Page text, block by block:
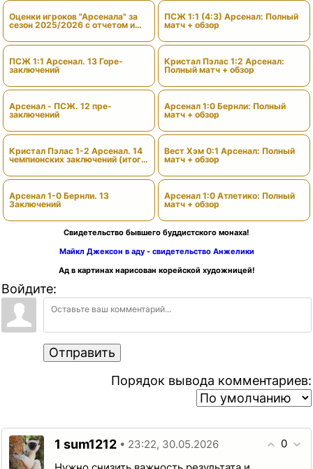
Оценки игроков "Арсенала" за
сезон 2025/2026 с отчетом и
вердиктами
ПСЖ 1:1 Арсенал. 13 Горе-
заключений
Арсенал - ПСЖ. 12 пре-
заключений
Кристал Пэлас 1-2 Арсенал. 14
чемпионских заключений (итоги
Арсенал 1-0 Бернли. 13
Заключений
ПСЖ 1:1 (4:3) Арсенал: Полный
матч + обзор
Кристал Пэлас 1:2 Арсенал:
Полный матч + обзор
Арсенал 1:0 Бернли: Полный
матч + обзор
Вест Хэм 0:1 Арсенал: Полный
матч + обзор
Арсенал 1:0 Атлетико: Полный
матч + обзор
Свидетельство бывшего буддистского монаха!
Майкл Джексон в аду - свидетельство Анжелики
Ад в картинах нарисован корейской художницей!
Войдите:
Отправить
Порядок вывода комментариев:
0
1 sum1212 • 23:22, 30.05.2026